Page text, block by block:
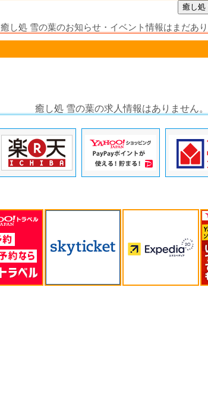
癒し処 雪の葉のお知らせ・イベント情報はまだあり
癒し処 雪の葉の求人情報はありません。